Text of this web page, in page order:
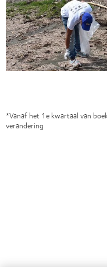
*Vanaf het 1e kwartaal van
verandering